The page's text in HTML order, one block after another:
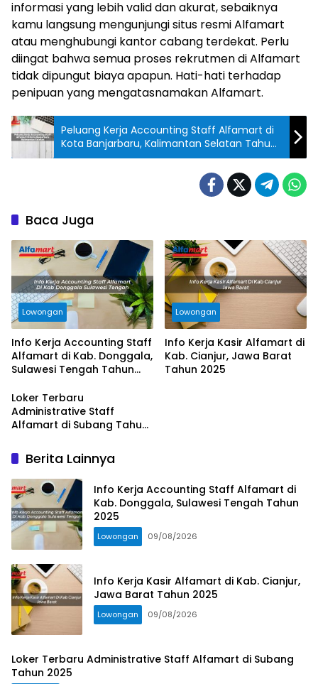
informasi yang lebih valid dan akurat, sebaiknya
kamu langsung mengunjungi situs resmi Alfamart
atau menghubungi kantor cabang terdekat. Perlu
diingat bahwa semua proses rekrutmen di Alfamart
tidak dipungut biaya apapun. Hati-hati terhadap
penipuan yang mengatasnamakan Alfamart.
Peluang Kerja Accounting Staff Alfamart di
Kota Banjarbaru, Kalimantan Selatan Tahun
2025
Baca Juga
Lowongan
Info Kerja Accounting Staff
Alfamart di Kab. Donggala,
Sulawesi Tengah Tahun
Lowongan
Info Kerja Kasir Alfamart di
Kab. Cianjur, Jawa Barat
Tahun 2025
Loker Terbaru
Administrative Staff
Alfamart di Subang Tahun
Berita Lainnya
Info Kerja Accounting Staff Alfamart di
Kab. Donggala, Sulawesi Tengah Tahun
2025
Lowongan 09/08/2026
Info Kerja Kasir Alfamart di Kab. Cianjur,
Jawa Barat Tahun 2025
Lowongan 09/08/2026
Loker Terbaru Administrative Staff Alfamart di Subang
Tahun 2025